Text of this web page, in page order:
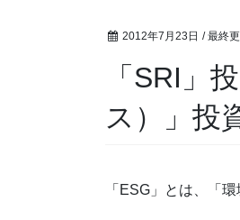
2012年7月23日 / 最終
「SRI」
ス）」投
「ESG」とは、「